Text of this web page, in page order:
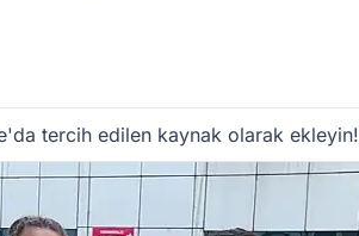
tercih edilen kaynak olarak ekleyin!